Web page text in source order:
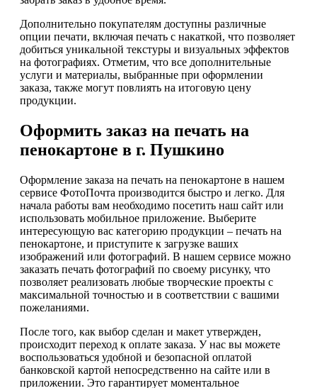
Дополнительно покупателям доступны различные
опции печати, включая печать с накаткой, что позволяет
добиться уникальной текстуры и визуальных эффектов
на фотографиях. Отметим, что все дополнительные
услуги и материалы, выбранные при оформлении
заказа, также могут повлиять на итоговую цену
продукции.
Оформить заказ на печать на
пенокартоне в г. Пушкино
Оформление заказа на печать на пенокартоне в нашем
сервисе ФотоПочта производится быстро и легко. Для
начала работы вам необходимо посетить наш сайт или
использовать мобильное приложение. Выберите
интересующую вас категорию продукции – печать на
пенокартоне, и приступите к загрузке ваших
изображений или фотографий. В нашем сервисе можно
заказать печать фотографий по своему рисунку, что
позволяет реализовать любые творческие проекты с
максимальной точностью и в соответствии с вашими
пожеланиями.
После того, как выбор сделан и макет утвержден,
происходит переход к оплате заказа. У нас вы можете
воспользоваться удобной и безопасной оплатой
банковской картой непосредственно на сайте или в
приложении. Это гарантирует моментальное